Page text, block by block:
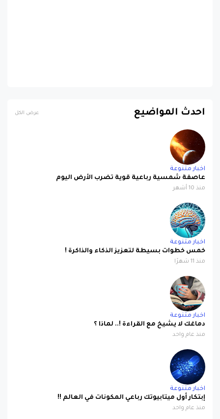
احدث المواضيع عرض الكل
اخبار متنوعة
عاصفة شمسية رباعية قوية تضرب الأرض اليوم
منذ 10 أشهر
اخبار متنوعة
خمس خطوات بسيطة لتعزيز الذكاء والذاكرة !
منذ 11 شهرًا
اخبار متنوعة
دماغك لا يشيخ مع القراءة !.. لماذا ؟
منذ عام واحد
اخبار متنوعة
إبتكار أول ميتابيوتك رباعي المكونات في العالم !!
منذ عام واحد